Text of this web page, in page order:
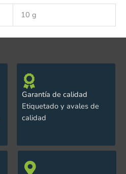
10 g
Garantía de calidad
Etiquetado y avales de
calidad